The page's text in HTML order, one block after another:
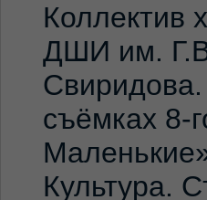
Коллектив
ДШИ им.
съёмках 8-
Культура.